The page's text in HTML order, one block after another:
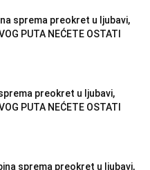
vrata samo zato što dolazi
sprema preokret u ljubavi,
PUTA NEĆETE OSTATI
preokret u ljubavi,
PUTA NEĆETE OSTATI
sprema preokret u ljubavi,